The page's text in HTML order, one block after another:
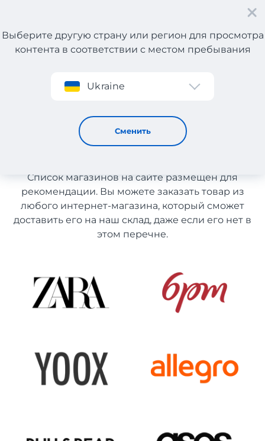
Регистрация
Выберите другую страну или регион для просмотра
контента в соответствии с местом пребывания
Ukraine
Сменить
Мужские товары с доставкой в Казахстан
Мужские товары с доставкой
в Казахстан
Список магазинов на сайте размещен для
рекомендации. Вы можете заказать товар из
любого интернет-магазина, который сможет
доставить его на наш склад, даже если его нет в
этом перечне.